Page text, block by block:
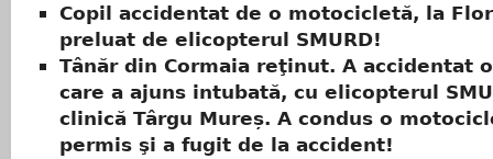
Copil accidentat de o motocicletă, la
preluat de elicopterul SMURD!
Tânăr din Cormaia reţinut. A accidentat
care a ajuns intubată, cu elicopterul
clinică Târgu Mureș. A condus o
permis şi a fugit de la accident!